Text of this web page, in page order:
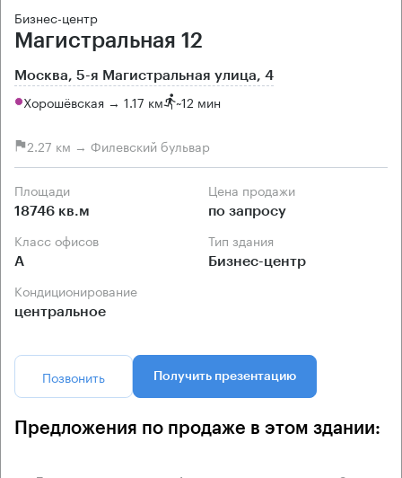
Бизнес-центр
Магистральная 12
Москва, 5-я Магистральная улица, 4
Хорошёвская → 1.17 км ~12 мин
2.27 км → Филевский бульвар
Площади
18746 кв.м
Цена продажи
по запросу
Класс офисов
А
Тип здания
Бизнес-центр
Кондиционирование
центральное
Позвонить Получить презентацию
Предложения по продаже в этом здании: